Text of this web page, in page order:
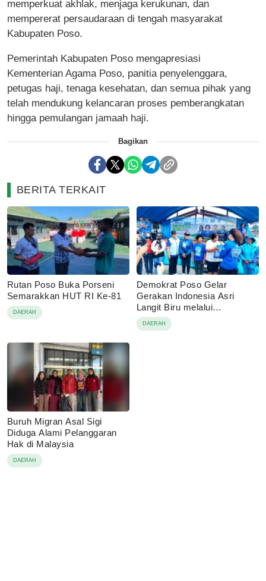
memperkuat akhlak, menjaga kerukunan, dan
mempererat persaudaraan di tengah masyarakat
Kabupaten Poso.
Pemerintah Kabupaten Poso mengapresiasi
Kementerian Agama Poso, panitia penyelenggara,
petugas haji, tenaga kesehatan, dan semua pihak yang
telah mendukung kelancaran proses pemberangkatan
hingga pemulangan jamaah haji.
Bagikan
BERITA TERKAIT
Rutan Poso Buka Porseni
Semarakkan HUT RI Ke-81
DAERAH
Demokrat Poso Gelar
Gerakan Indonesia Asri
Langit Biru melalui
Pembagian Sembako
DAERAH
Buruh Migran Asal Sigi
Diduga Alami Pelanggaran
Hak di Malaysia
DAERAH